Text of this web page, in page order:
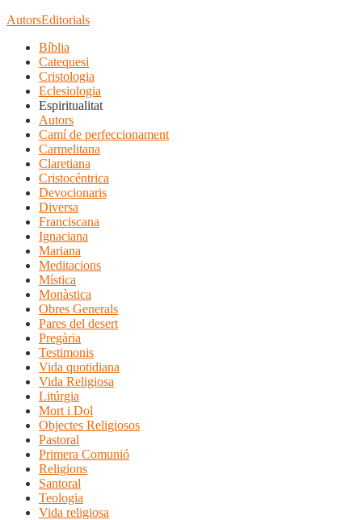
AutorsEditorials
Bíblia
Catequesi
Cristologia
Eclesiologia
Espiritualitat
Autors
Camí de perfeccionament
Carmelitana
Claretiana
Cristocéntrica
Devocionaris
Diversa
Franciscana
Ignaciana
Mariana
Meditacions
Mística
Monàstica
Obres Generals
Pares del desert
Pregària
Testimonis
Vida quotidiana
Vida Religiosa
Litúrgia
Mort i Dol
Objectes Religiosos
Pastoral
Primera Comunió
Religions
Santoral
Teologia
Vida religiosa